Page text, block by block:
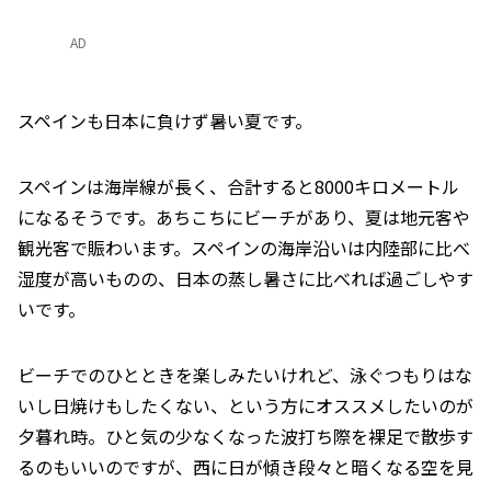
AD
スペインも日本に負けず暑い夏です。
スペインは海岸線が長く、合計すると8000キロメートル
になるそうです。あちこちにビーチがあり、夏は地元客や
観光客で賑わいます。スペインの海岸沿いは内陸部に比べ
湿度が高いものの、日本の蒸し暑さに比べれば過ごしやす
いです。
ビーチでのひとときを楽しみたいけれど、泳ぐつもりはな
いし日焼けもしたくない、という方にオススメしたいのが
夕暮れ時。ひと気の少なくなった波打ち際を裸足で散歩す
るのもいいのですが、西に日が傾き段々と暗くなる空を見